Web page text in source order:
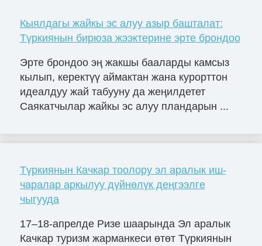
Кыялдагы жайкы эс алуу азыр башталат:
Түркиянын бирюза жээктерине эрте брондоо
Эрте брондоо эң жакшы бааларды камсыз
кылып, керектүү аймактан жана курорттон
идеалдуу жай табууну да жеңилдетет
Саякатчылар жайкы эс алуу пландарын ...
Түркиянын Качкар тоолору эл аралык иш-
чаралар аркылуу дүйнөлүк деңгээлге
чыгууда
17–18-апрелде Ризе шаарында Эл аралык
Качкар туризм жарманкеси өтөт Түркиянын